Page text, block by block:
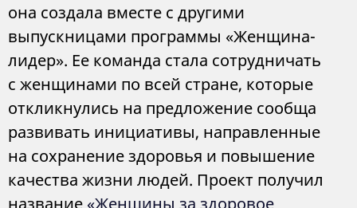
она создала вместе с другими
выпускницами программы «Женщина-
лидер». Ее команда стала сотрудничать
с женщинами по всей стране, которые
откликнулись на предложение сообща
развивать инициативы, направленные
на сохранение здоровья и повышение
качества жизни людей. Проект получил
название «Женщины за здоровое